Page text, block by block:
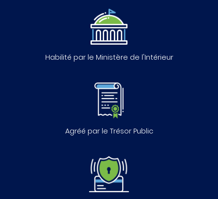
Habilité par le Ministère de l'Intérieur
Agréé par le Trésor Public